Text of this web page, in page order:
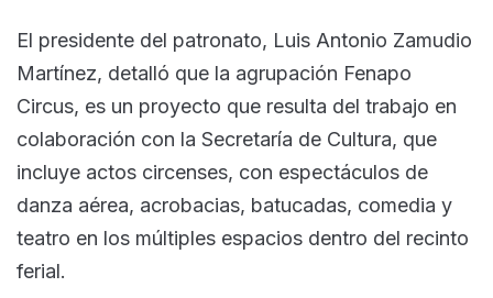
El presidente del patronato, Luis Antonio Zamudio
Martínez, detalló que la agrupación Fenapo
Circus, es un proyecto que resulta del trabajo en
colaboración con la Secretaría de Cultura, que
incluye actos circenses, con espectáculos de
danza aérea, acrobacias, batucadas, comedia y
teatro en los múltiples espacios dentro del recinto
ferial.